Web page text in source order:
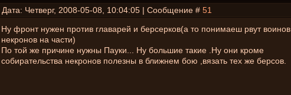
Дата: Четверг, 2008-05-08, 10:04:05 | Сообщение # 51
Ну фронт нужен против главарей и берсерков(а то понимаеш рвут воинов
некронов на части)
По той же причине нужны Пауки... Ну большие такие .Ну они кроме
собирательства некронов полезны в ближнем бою ,вязать тех же берсов.